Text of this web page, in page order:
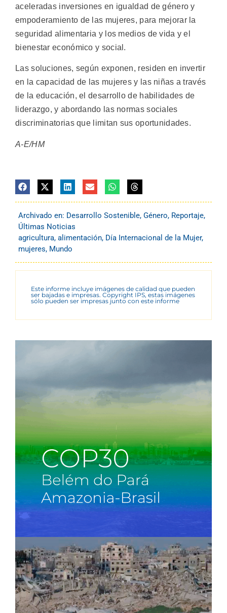
aceleradas inversiones en igualdad de género y
empoderamiento de las mujeres, para mejorar la
seguridad alimentaria y los medios de vida y el
bienestar económico y social.
Las soluciones, según exponen, residen en invertir
en la capacidad de las mujeres y las niñas a través
de la educación, el desarrollo de habilidades de
liderazgo, y abordando las normas sociales
discriminatorias que limitan sus oportunidades.
A-E/HM
Archivado en: Desarrollo Sostenible, Género, Reportaje,
Últimas Noticias
agricultura, alimentación, Día Internacional de la Mujer,
mujeres, Mundo
Este informe incluye imágenes de calidad que pueden
ser bajadas e impresas. Copyright IPS, estas imágenes
sólo pueden ser impresas junto con este informe